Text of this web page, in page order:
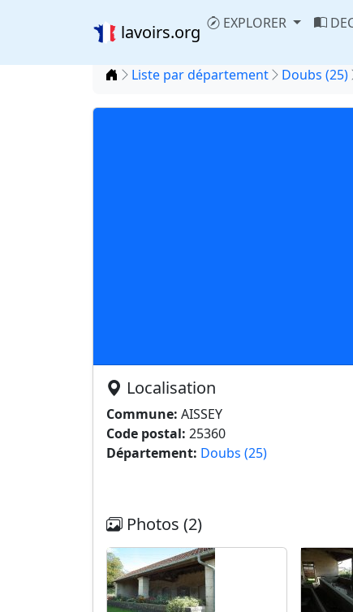
lavoirs.org EXPLORER
Accueil
Liste par département Doubs (25)
Localisation
Commune: AISSEY
Code postal: 25360
Département: Doubs (25)
Photos (2)